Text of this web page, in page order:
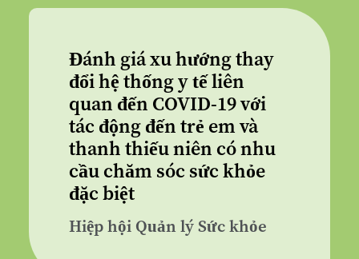
Đánh giá xu hướng thay
đổi hệ thống y tế liên
quan đến COVID-19 với
tác động đến trẻ em và
thanh thiếu niên có nhu
cầu chăm sóc sức khỏe
đặc biệt
Hiệp hội Quản lý Sức khỏe